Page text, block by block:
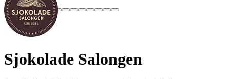
Sjokolade Salongen